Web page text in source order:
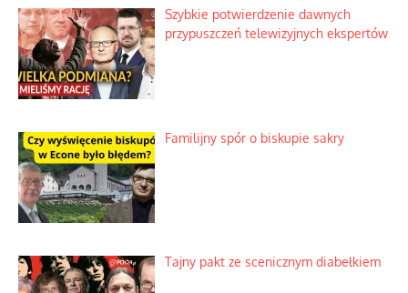
Szybkie potwierdzenie dawnych
przypuszczeń telewizyjnych ekspertów
Familijny spór o biskupie sakry
Tajny pakt ze scenicznym diabełkiem